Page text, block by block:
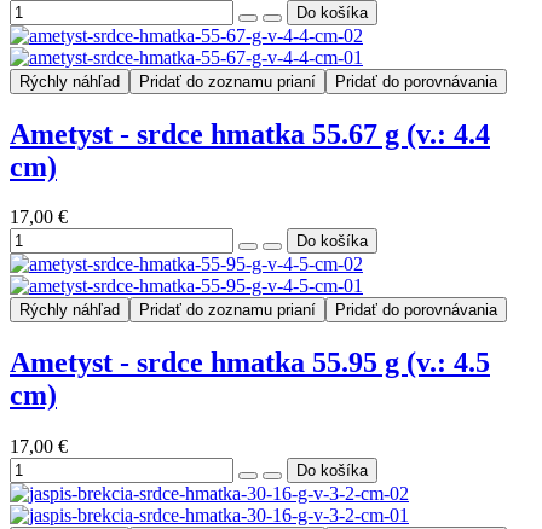
Rýchly náhľad Pridať do zoznamu prianí Pridať do porovnávania
Ametyst - srdce hmatka 55.67 g (v.: 4.4
cm)
17,00 €
Rýchly náhľad Pridať do zoznamu prianí Pridať do porovnávania
Ametyst - srdce hmatka 55.95 g (v.: 4.5
cm)
17,00 €